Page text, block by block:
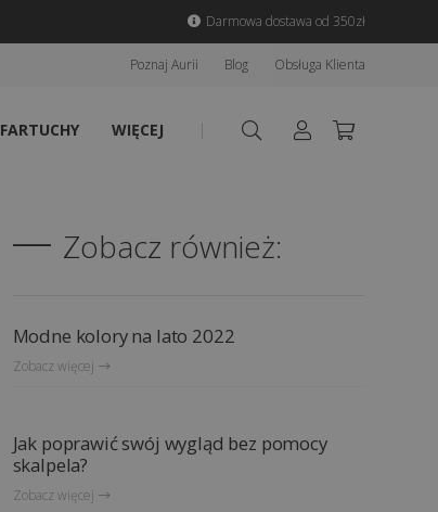
Darmowa dostawa od 350zł
Poznaj Aurii Blog Obsługa Klienta
FARTUCHY WIĘCEJ
Zobacz również:
Modne kolory na lato 2022
Zobacz więcej
Jak poprawić swój wygląd bez pomocy
skalpela?
Zobacz więcej